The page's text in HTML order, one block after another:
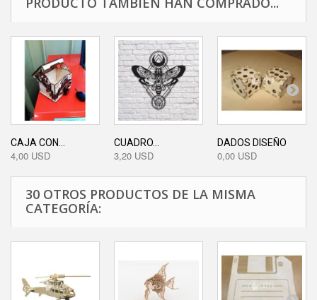
CAJA CON...
4,00 USD
CUADRO...
3,20 USD
DADOS DISEÑO
0,00 USD
30 OTROS PRODUCTOS DE LA MISMA
CATEGORÍA: